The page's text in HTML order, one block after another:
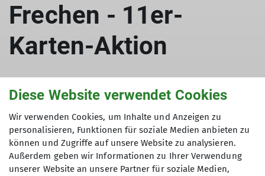
Frechen - 11er-
Karten-Aktion
16.10.2023
Bouldern Klettern DAV Koblenz Vergünstigungen
Diese Website verwendet Cookies
Wir verwenden Cookies, um Inhalte und Anzeigen zu
personalisieren, Funktionen für soziale Medien anbieten zu
können und Zugriffe auf unsere Website zu analysieren.
Außerdem geben wir Informationen zu Ihrer Verwendung
unserer Website an unsere Partner für soziale Medien,